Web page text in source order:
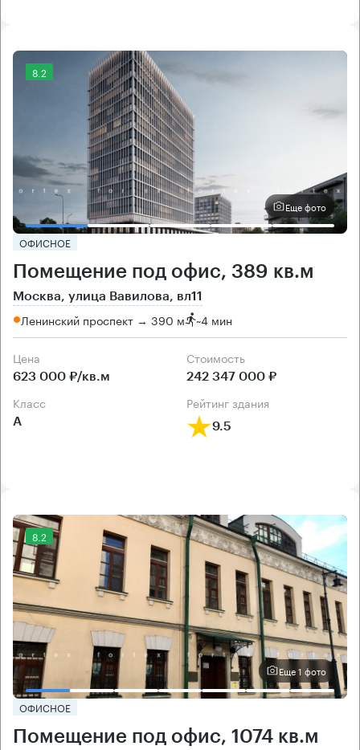
8.2
Еще фото
ОФИСНОЕ
Помещение под офис, 389 кв.м
Москва, улица Вавилова, вл11
Ленинский проспект → 390 м ~4 мин
Цена
623 000 ₽/кв.м
Cтоимость
242 347 000 ₽
класс
А
рейтинг здания
9.5
8.2
Еще 1 фото
ОФИСНОЕ
Помещение под офис, 1074 кв.м